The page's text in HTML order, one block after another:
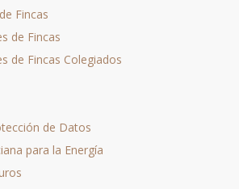
Fincas
de Fincas
de Fincas Colegiados
de Datos
para la Energía